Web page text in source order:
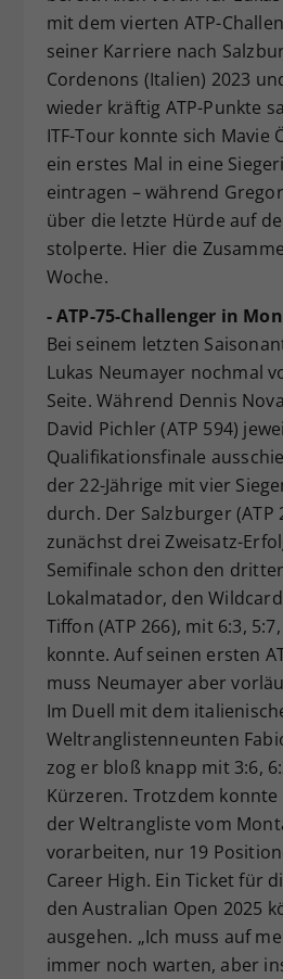
mit dem vierten ATP-
seiner Karriere nach
Cordenons (Italien) 2023
wieder kräftig ATP-Punkte
ITF-Tour konnte sich Mavie
ein erstes Mal in eine
eintragen – während
über die letzte Hürde auf
stolperte. Hier die
Woche.
- ATP-75-Challenger in
Bei seinem letzten
Lukas Neumayer nochmal
Seite. Während Dennis
David Pichler (ATP 594)
Qualifikationsfinale
der 22-Jährige mit vier
durch. Der Salzburger (ATP
zunächst drei Zweisatz-
Semifinale schon den
Lokalmatador, den
Tiffon (ATP 266), mit 6:3,
konnte. Auf seinen ersten
muss Neumayer aber
Im Duell mit dem
Weltranglistenneunten
zog er bloß knapp mit 3:6,
Kürzeren. Trotzdem
der Weltrangliste vom
vorarbeiten, nur 19
Career High. Ein Ticket für
den Australian Open 2025
ausgehen. „Ich muss auf
immer noch warten, aber
Zweck
Dieser Wert
Einstellungen.
zufällig
historische
vorgenommen
Webseiten-
hat.